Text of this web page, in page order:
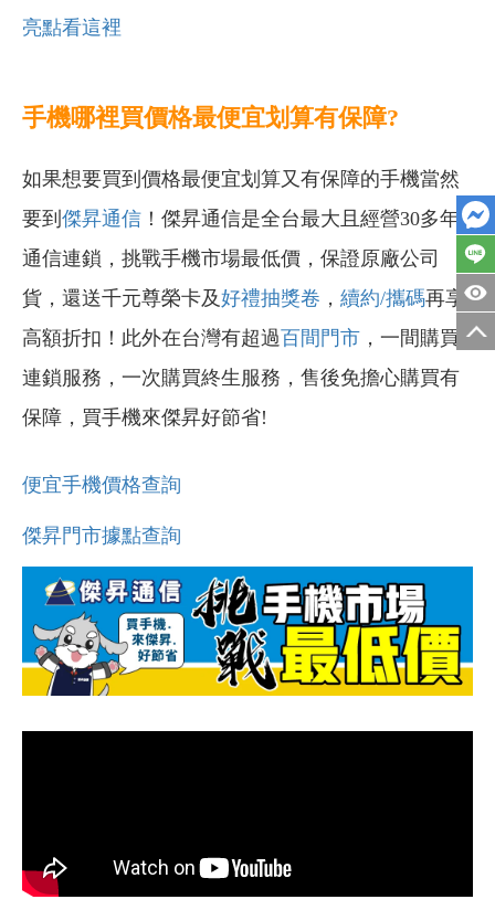
亮點看這裡
手機哪裡買價格最便宜划算有保障?
如果想要買到價格最便宜划算又有保障的手機當然
要到 傑昇通信 ！傑昇通信是全台最大且經營30多年
通信連鎖，挑戰手機市場最低價，保證原廠公司
貨，還送千元尊榮卡及好禮抽獎卷 ， 續約/攜碼再享
高額折扣！此外在台灣有超過百間門市 ，一間購買
連鎖服務，一次購買終生服務，售後免擔心購買有
保障，買手機來傑昇好節省!
便宜手機價格查詢
傑昇門市據點查詢